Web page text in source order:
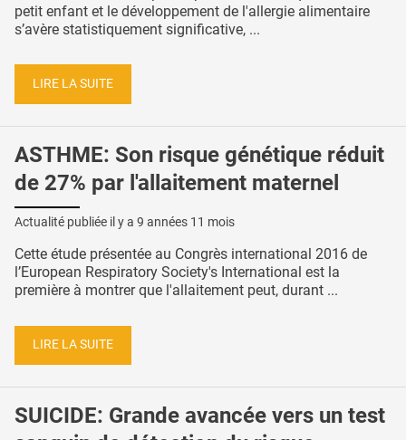
petit enfant et le développement de l'allergie alimentaire
s’avère statistiquement significative, ...
LIRE LA SUITE
ASTHME: Son risque génétique réduit
de 27% par l'allaitement maternel
Actualité publiée il y a 9 années 11 mois
Cette étude présentée au Congrès international 2016 de
l’European Respiratory Society's International est la
première à montrer que l'allaitement peut, durant ...
LIRE LA SUITE
SUICIDE: Grande avancée vers un test